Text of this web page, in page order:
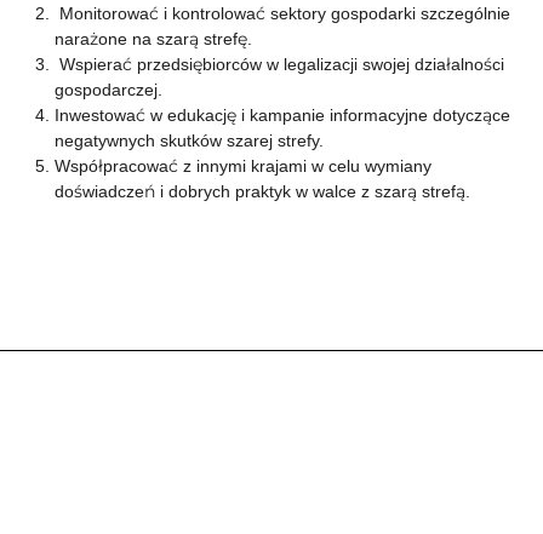
Monitorować i kontrolować sektory gospodarki szczególnie
narażone na szarą strefę.
Wspierać przedsiębiorców w legalizacji swojej działalności
gospodarczej.
Inwestować w edukację i kampanie informacyjne dotyczące
negatywnych skutków szarej strefy.
Współpracować z innymi krajami w celu wymiany
doświadczeń i dobrych praktyk w walce z szarą strefą.